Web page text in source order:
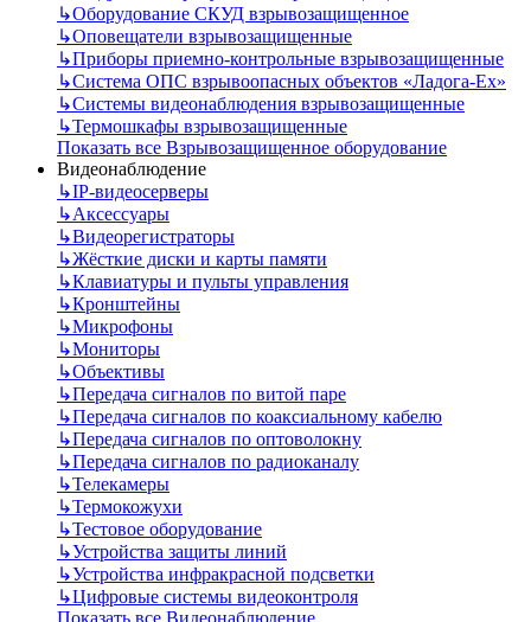
↳Оборудование СКУД взрывозащищенное
↳Оповещатели взрывозащищенные
↳Приборы приемно-контрольные взрывозащищенные
↳Система ОПС взрывоопасных объектов «Ладога-Ex»
↳Системы видеонаблюдения взрывозащищенные
↳Термошкафы взрывозащищенные
Показать все Взрывозащищенное оборудование
Видеонаблюдение
↳IP-видеосерверы
↳Аксессуары
↳Видеорегистраторы
↳Жёсткие диски и карты памяти
↳Клавиатуры и пульты управления
↳Кронштейны
↳Микрофоны
↳Мониторы
↳Объективы
↳Передача сигналов по витой паре
↳Передача сигналов по коаксиальному кабелю
↳Передача сигналов по оптоволокну
↳Передача сигналов по радиоканалу
↳Телекамеры
↳Термокожухи
↳Тестовое оборудование
↳Устройства защиты линий
↳Устройства инфракрасной подсветки
↳Цифровые системы видеоконтроля
Показать все Видеонаблюдение